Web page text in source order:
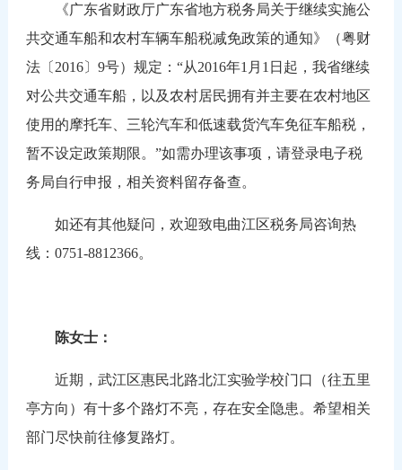
《广东省财政厅广东省地方税务局关于继续实施公
共交通车船和农村车辆车船税减免政策的通知》（粤财
法〔2016〕9号）规定：“从2016年1月1日起，我省继续
对公共交通车船，以及农村居民拥有并主要在农村地区
使用的摩托车、三轮汽车和低速载货汽车免征车船税，
暂不设定政策期限。”如需办理该事项，请登录电子税
务局自行申报，相关资料留存备查。
如还有其他疑问，欢迎致电曲江区税务局咨询热
线：0751-8812366。
陈女士：
近期，武江区惠民北路北江实验学校门口（往五里
亭方向）有十多个路灯不亮，存在安全隐患。希望相关
部门尽快前往修复路灯。